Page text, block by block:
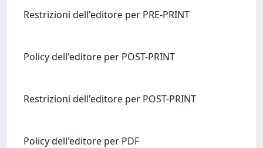
Restrizioni dell'editore per PRE-PRINT
Policy dell'editore per POST-PRINT
Restrizioni dell'editore per POST-PRINT
Policy dell'editore per PDF